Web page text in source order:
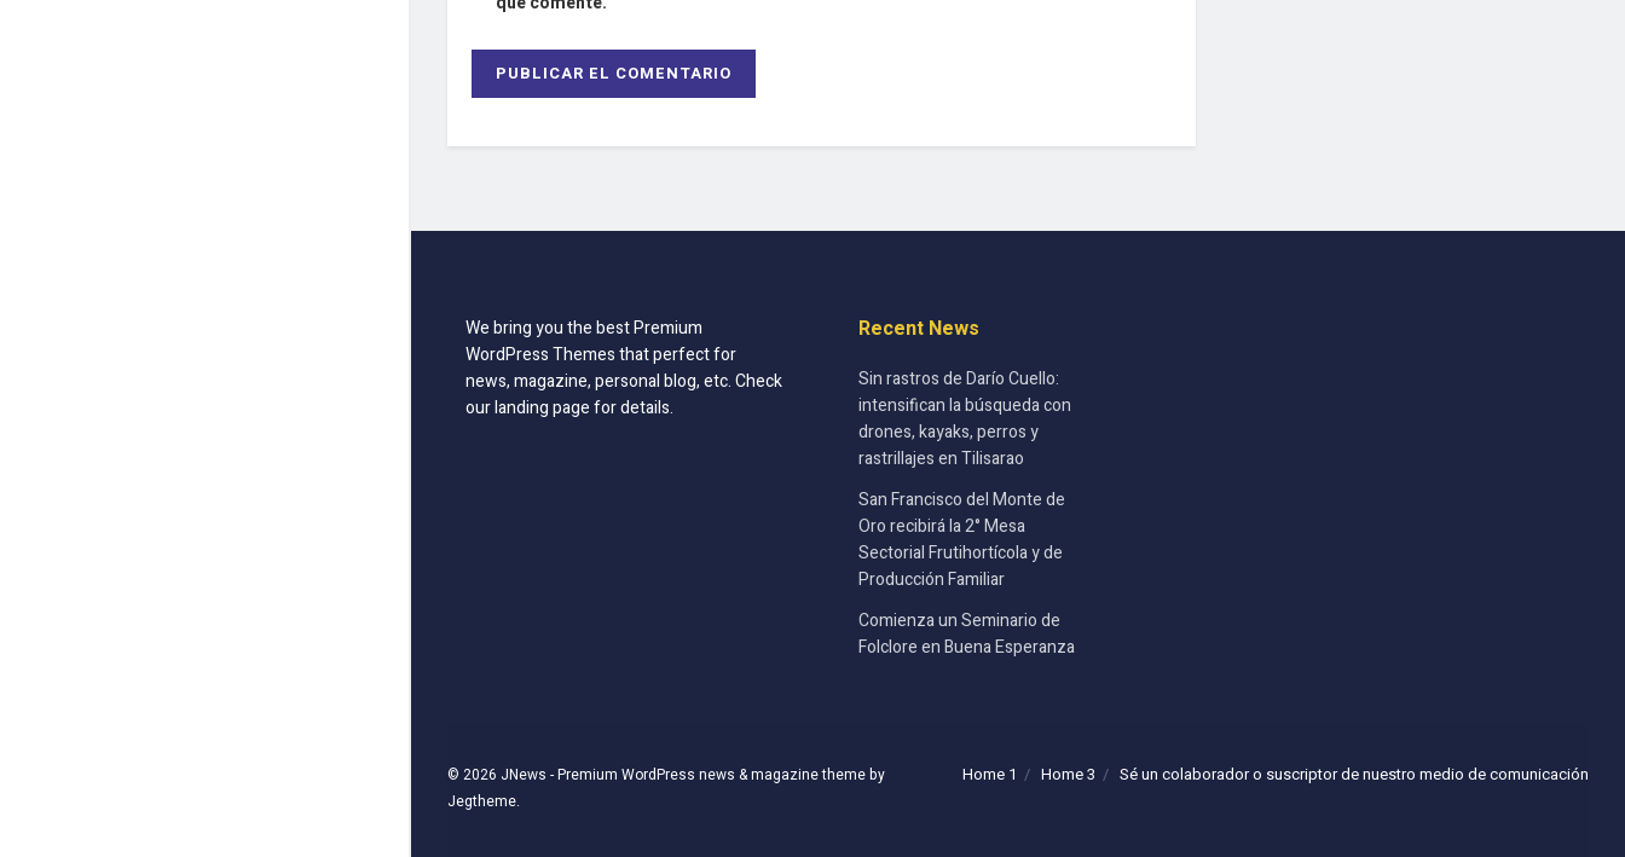
We bring you the best Premium
WordPress Themes that perfect for
news, magazine, personal blog, etc. Check
our landing page for details.
Recent News
Sin rastros de Darío Cuello:
intensifican la búsqueda con
drones, kayaks, perros y
rastrillajes en Tilisarao
San Francisco del Monte de
Oro recibirá la 2° Mesa
Sectorial Frutihortícola y de
Producción Familiar
Comienza un Seminario de
Folclore en Buena Esperanza
Home 1 Home 3 Sé un colaborador o suscriptor de nuestro medio de comunicación
© 2026 JNews - Premium WordPress news & magazine theme by
Jegtheme.